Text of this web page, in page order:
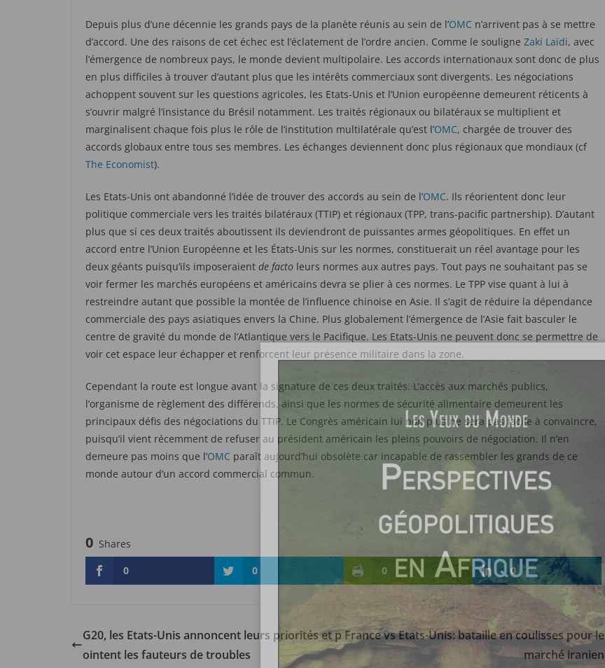
Depuis plus d’une décennie les grands pays de la planète réunis au sein de l’OMC n’arrivent pas à se mettre
d’accord. Une des raisons de cet échec est l’éclatement de l’ordre ancien. Comme le souligne Zaki Laïdi, avec
l’émergence de nombreux pays, le monde devient multipolaire. Les accords internationaux sont donc de plus
en plus difficiles à trouver d’autant plus que les intérêts commerciaux sont divergents. Les négociations
achoppent souvent sur les questions agricoles, les Etats-Unis et l’Union européenne demeurent réticents à
s’ouvrir malgré l’insistance du Brésil notamment. Les traités régionaux ou bilatéraux se multiplient et
marginalisent chaque fois plus le rôle de l’institution multilatérale qu’est l’OMC, chargée de trouver des
accords globaux entre tous ses membres. Les échanges deviennent donc plus régionaux que mondiaux (cf
The Economist).
Les Etats-Unis ont abandonné l’idée de trouver des accords au sein de l’OMC. Ils réorientent donc leur
politique commerciale vers les traités bilatéraux (TTIP) et régionaux (TPP, trans-pacific partnership). D’autant
plus que si ces deux traités aboutissent ils deviendront de puissantes armes géopolitiques. En effet un
accord entre l’Union Européenne et les États-Unis sur les normes, constituerait un réel avantage pour les
deux géants puisqu’ils imposeraient de facto leurs normes aux autres pays. Tout pays ne souhaitant pas se
voir fermer les marchés européens et américains devra se plier à ces normes. Le TPP vise quant à lui à
restreindre autant que possible la montée de l’influence chinoise en Asie. Il s’agit de réduire la dépendance
commerciale des pays asiatiques envers la Chine. Plus globalement l’émergence de l’Asie fait basculer le
centre de gravité du monde de l’Atlantique vers le Pacifique. Les Etats-Unis ne peuvent donc se permettre de
voir cet espace leur échapper et renforcent leur présence militaire dans la zone.
Cependant la route est longue avant la signature de ces deux traités. L’accès aux marchés publics,
l’organisme de règlement des différends, ainsi que les normes de sécurité alimentaire demeurent les
principaux défis des négociations du TTIP. Le Congrès américain lui non plus ne sera pas facile à convaincre,
puisqu’il vient récemment de refuser au président américain les pleins pouvoirs de négociation. Il n’en
demeure pas moins que l’OMC paraît aujourd’hui obsolète car incapable de rassembler les grands de ce
monde autour d’un accord commercial commun.
0 Shares
0
0 0 0
G20, les Etats-Unis annoncent leurs priorités et p
ointent les fauteurs de troubles
France vs Etats-Unis: bataille en coulisses pour le
marché iranien